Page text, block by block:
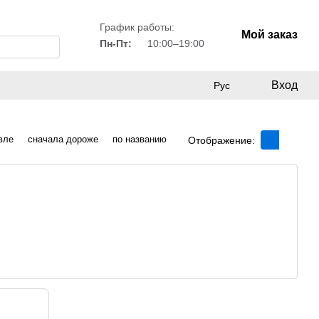
График работы:
Пн-Пт:
10:00–19:00
Мой заказ
Рус Вход
сначала дороже по названию Отображение: